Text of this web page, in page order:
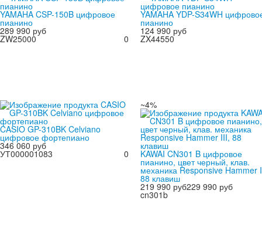
YAMAHA CSP-150B цифровое
пианино
289 990 руб
0
ZW25000
YAMAHA YDP-S34WH
пианино
124 990 руб
ZX44550
CASIO GP-310BK Celviano
цифровое фортепиано
346 060 руб
0
УТ000001083
~4%
KAWAI CN301 B цифровое
пианино, цвет черный, клав.
механика Responsive Hammer
88 клавиш
219 990 руб229 990 руб
cn301b